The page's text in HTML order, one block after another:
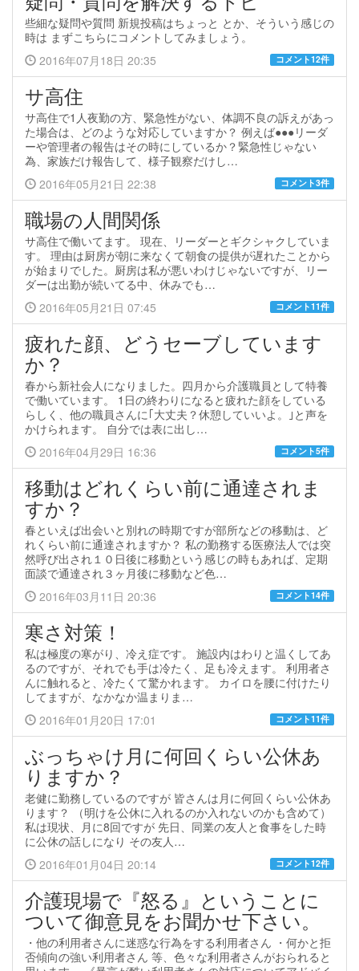
些細な疑問や質問 新規投稿はちょっと とか、そういう感じの
時は まずこちらにコメントしてみましょう。
2016年07月18日 20:35
コメント12件
サ高住
サ高住で1人夜勤の方、緊急性がない、体調不良の訴えがあっ
た場合は、どのような対応していますか？ 例えば●●●リーダ
ーや管理者の報告はその時にしているか？緊急性じゃない
為、家族だけ報告して、様子観察だけし…
2016年05月21日 22:38
コメント3件
職場の人間関係
サ高住で働いてます。 現在、リーダーとギクシャクしていま
す。 理由は厨房が朝に来なくて朝食の提供が遅れたことから
が始まりでした。厨房は私が悪いわけじゃないですが、リー
ダーは出勤が続いてる中、休みでも…
2016年05月21日 07:45
コメント11件
疲れた顔、どうセーブしています
か？
春から新社会人になりました。四月から介護職員として特養
で働いています。 1日の終わりになると疲れた顔をしている
らしく、他の職員さんに｢大丈夫？休憩していいよ。｣と声を
かけられます。 自分では表に出し…
2016年04月29日 16:36
コメント5件
移動はどれくらい前に通達されま
すか？
春といえば出会いと別れの時期ですが部所などの移動は、ど
れくらい前に通達されますか？ 私の勤務する医療法人では突
然呼び出され１０日後に移動という感じの時もあれば、定期
面談で通達され３ヶ月後に移動など色…
2016年03月11日 20:36
コメント14件
寒さ対策！
私は極度の寒がり、冷え症です。 施設内はわりと温くしてあ
るのですが、それでも手は冷たく、足も冷えます。 利用者さ
んに触れると、冷たくて驚かれます。 カイロを腰に付けたり
してますが、なかなか温まりま…
2016年01月20日 17:01
コメント11件
ぶっちゃけ月に何回くらい公休あ
りますか？
老健に勤務しているのですが 皆さんは月に何回くらい公休あ
ります？ （明けを公休に入れるのか入れないのかも含めて）
私は現状、月に8回ですが 先日、同業の友人と食事をした時
に公休の話しになり その友人…
2016年01月04日 20:14
コメント12件
介護現場で『怒る』ということに
ついて御意見をお聞かせ下さい。
・他の利用者さんに迷惑な行為をする利用者さん ・何かと拒
否傾向の強い利用者さん 等、色々な利用者さんがおられると